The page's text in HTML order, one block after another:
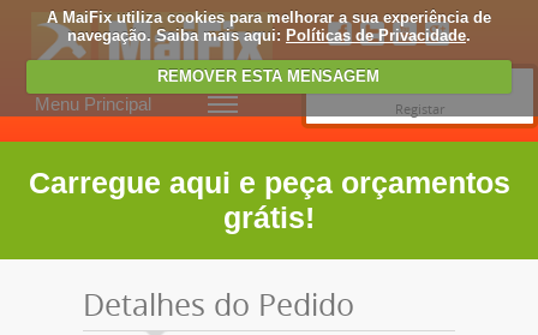
A MaiFix utiliza cookies para melhorar a sua experiência de
navegação. Saiba mais aqui: Políticas de Privacidade.
REMOVER ESTA MENSAGEM
Menu Principal
Registar
Carregue aqui e peça orçamentos
grátis!
Detalhes do Pedido